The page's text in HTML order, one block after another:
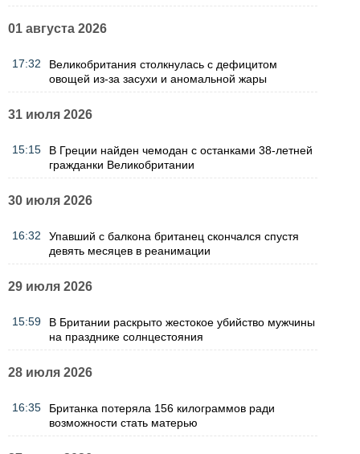
01 августа 2026
17:32
Великобритания столкнулась с дефицитом
овощей из-за засухи и аномальной жары
31 июля 2026
15:15
В Греции найден чемодан с останками 38-летней
гражданки Великобритании
30 июля 2026
16:32
Упавший с балкона британец скончался спустя
девять месяцев в реанимации
29 июля 2026
15:59
В Британии раскрыто жестокое убийство мужчины
на празднике солнцестояния
28 июля 2026
16:35
Британка потеряла 156 килограммов ради
возможности стать матерью